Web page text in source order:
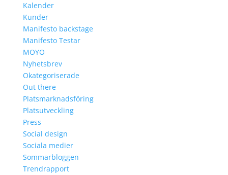
Kalender
Kunder
Manifesto backstage
Manifesto Testar
MOYO
Nyhetsbrev
Okategoriserade
Out there
Platsmarknadsföring
Platsutveckling
Press
Social design
Sociala medier
Sommarbloggen
Trendrapport